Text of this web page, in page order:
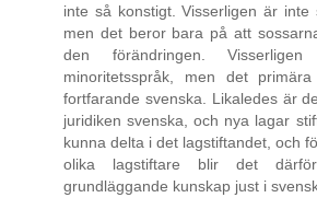
inte så konstigt. Visserligen är inte
men det beror bara på att
den förändringen.
minoritetsspråk, men det
fortfarande svenska. Likaledes är
juridiken svenska, och nya lagar
kunna delta i det lagstiftandet, och
olika lagstiftare blir det
grundläggande kunskap just i